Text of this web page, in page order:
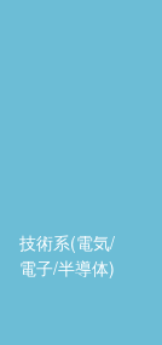
技術系(電気/
電子/半導体)